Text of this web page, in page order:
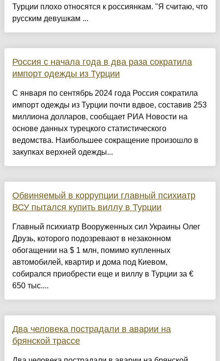
Турции плохо относятся к россиянкам. "Я считаю, что
русским девушкам ...
Россия с начала года в два раза сократила
импорт одежды из Турции
С января по сентябрь 2024 года Россия сократила
импорт одежды из Турции почти вдвое, составив 253
миллиона долларов, сообщает РИА Новости на
основе данных турецкого статистического
ведомства. Наибольшее сокращение произошло в
закупках верхней одежды...
Обвиняемый в коррупции главный психиатр
ВСУ пытался купить виллу в Турции
Главный психиатр Вооруженных сил Украины Олег
Друзь, которого подозревают в незаконном
обогащении на $ 1 млн, помимо купленных
автомобилей, квартир и дома под Киевом,
собирался приобрести еще и виллу в Турции за €
650 тыс....
Два человека пострадали в аварии на
брянской трассе